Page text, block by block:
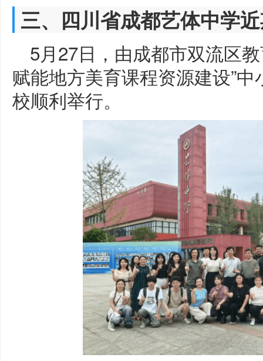
三、四川省成都艺体中学
5月27日，由成都市双流区
赋能地方美育课程资源建设”
校顺利举行。